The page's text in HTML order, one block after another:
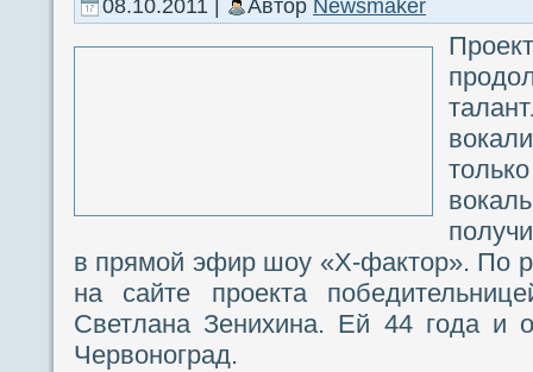
08.10.2011 | Автор Newsmaker
в прямой эфир шоу «Х-фактор». По
на сайте проекта
Светлана Зенихина. Ей 44 года и
Червоноград.